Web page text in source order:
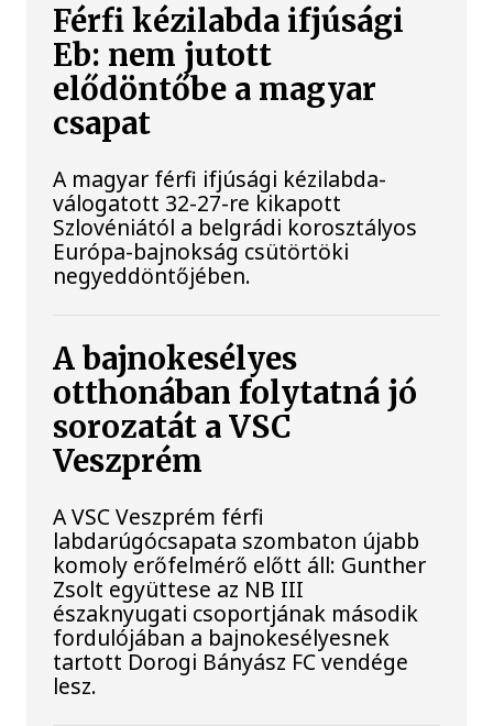
Férfi kézilabda ifjúsági
Eb: nem jutott
elődöntőbe a magyar
csapat
A magyar férfi ifjúsági kézilabda-
válogatott 32-27-re kikapott
Szlovéniától a belgrádi korosztályos
Európa-bajnokság csütörtöki
negyeddöntőjében.
A bajnokesélyes
otthonában folytatná jó
sorozatát a VSC
Veszprém
A VSC Veszprém férfi
labdarúgócsapata szombaton újabb
komoly erőfelmérő előtt áll: Gunther
Zsolt együttese az NB III
északnyugati csoportjának második
fordulójában a bajnokesélyesnek
tartott Dorogi Bányász FC vendége
lesz.